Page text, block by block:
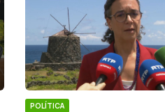
POLÍTICA